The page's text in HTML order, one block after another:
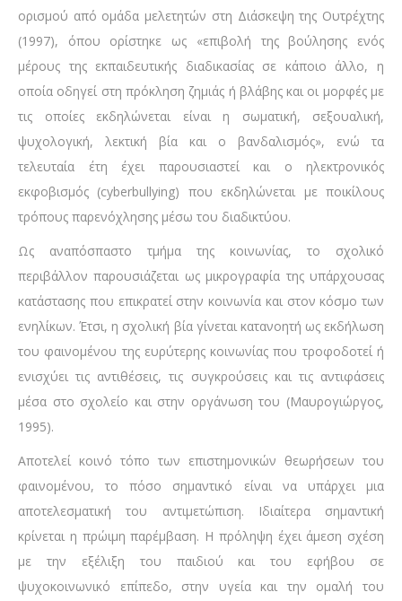
ορισμού από ομάδα μελετητών στη Διάσκεψη της Ουτρέχτης
(1997), όπου ορίστηκε ως «επιβολή της βούλησης ενός
μέρους της εκπαιδευτικής διαδικασίας σε κάποιο άλλο, η
οποία οδηγεί στη πρόκληση ζημιάς ή βλάβης και οι μορφές με
τις οποίες εκδηλώνεται είναι η σωματική, σεξουαλική,
ψυχολογική, λεκτική βία και ο βανδαλισμός», ενώ τα
τελευταία έτη έχει παρουσιαστεί και ο ηλεκτρονικός
εκφοβισμός (cyberbullying) που εκδηλώνεται με ποικίλους
τρόπους παρενόχλησης μέσω του διαδικτύου.
Ως αναπόσπαστο τμήμα της κοινωνίας, το σχολικό
περιβάλλον παρουσιάζεται ως μικρογραφία της υπάρχουσας
κατάστασης που επικρατεί στην κοινωνία και στον κόσμο των
ενηλίκων. Έτσι, η σχολική βία γίνεται κατανοητή ως εκδήλωση
του φαινομένου της ευρύτερης κοινωνίας που τροφοδοτεί ή
ενισχύει τις αντιθέσεις, τις συγκρούσεις και τις αντιφάσεις
μέσα στο σχολείο και στην οργάνωση του (Μαυρογιώργος,
1995).
Αποτελεί κοινό τόπο των επιστημονικών θεωρήσεων του
φαινομένου, το πόσο σημαντικό είναι να υπάρχει μια
αποτελεσματική του αντιμετώπιση. Ιδιαίτερα σημαντική
κρίνεται η πρώιμη παρέμβαση. Η πρόληψη έχει άμεση σχέση
με την εξέλιξη του παιδιού και του εφήβου σε
ψυχοκοινωνικό επίπεδο, στην υγεία και την ομαλή του